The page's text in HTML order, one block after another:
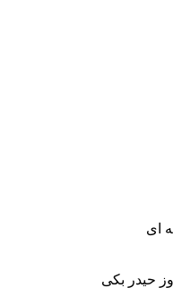
ای
حیدر بکی